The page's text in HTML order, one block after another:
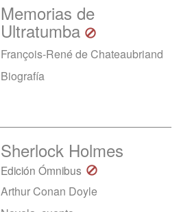
Memorias de
Ultratumba
François-René de Chateaubriand
Biografía
Sherlock Holmes
Edición Ómnibus
Arthur Conan Doyle